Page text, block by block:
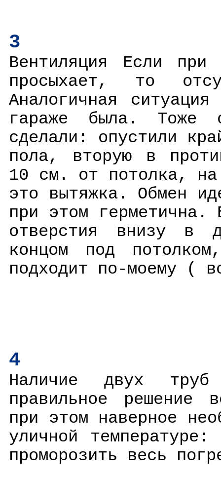
3
Вентиляция Если
просыхает, то
Аналогичная
гараже была.
сделали: опустили
пола, вторую в
10 см. от потолка, на
это вытяжка. Обмен
при этом герметична.
отверстия внизу в
концом под
подходит по-моему (
4
Наличие двух
правильное решение
при этом наверное
уличной
проморозить весь